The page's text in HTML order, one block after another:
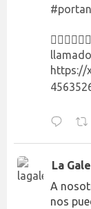
👉🏻👉🏻👉🏻
https://
La
A
nos